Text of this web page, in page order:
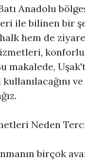
Anadolu
ile bilinen bir
hem de
konforlu
makalede,
kullanılacağını
Neden
birçok